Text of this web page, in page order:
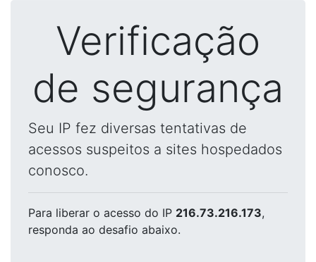
Verificação
de segurança
Seu IP fez diversas tentativas de
acessos suspeitos a sites hospedados
conosco.
Para liberar o acesso do IP 216.73.216.173,
responda ao desafio abaixo.